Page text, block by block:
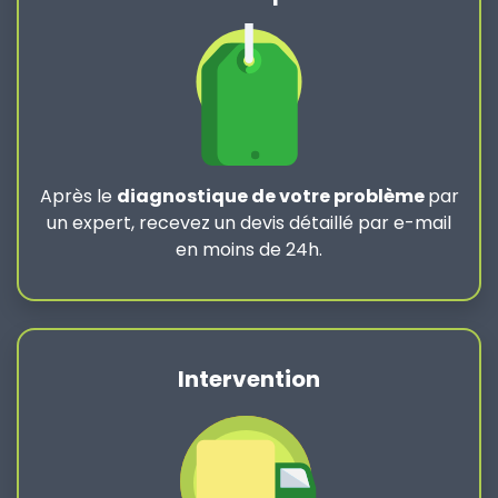
Après le diagnostique de votre problèmepar
un expert, recevez un devis détaillé par e-mail
en moins de 24h.
Intervention